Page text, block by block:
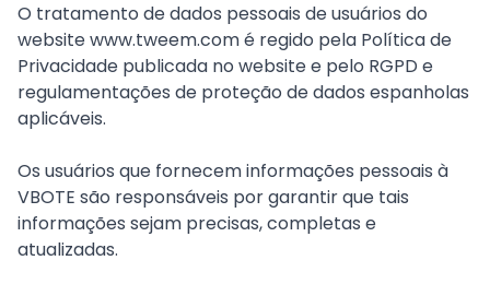
O tratamento de dados pessoais de usuários do
website www.tweem.com é regido pela Política de
Privacidade publicada no website e pelo RGPD e
regulamentações de proteção de dados espanholas
aplicáveis.
Os usuários que fornecem informações pessoais à
VBOTE são responsáveis por garantir que tais
informações sejam precisas, completas e
atualizadas.